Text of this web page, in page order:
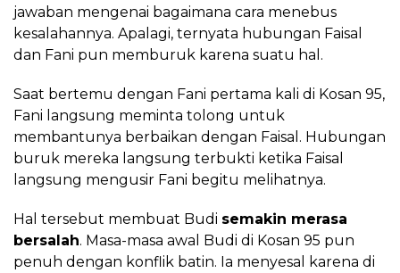
jawaban mengenai bagaimana cara menebus
kesalahannya. Apalagi, ternyata hubungan Faisal
dan Fani pun memburuk karena suatu hal.
Saat bertemu dengan Fani pertama kali di Kosan 95,
Fani langsung meminta tolong untuk
membantunya berbaikan dengan Faisal. Hubungan
buruk mereka langsung terbukti ketika Faisal
langsung mengusir Fani begitu melihatnya.
Hal tersebut membuat Budi semakin merasa
bersalah. Masa-masa awal Budi di Kosan 95 pun
penuh dengan konflik batin. Ia menyesal karena di